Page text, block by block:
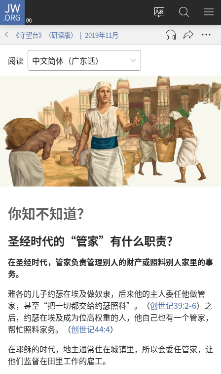
JW.ORG
更
改
网
言
登
录
（打
口）
搜
索
JW.ORG
显
《守望台》（研读版） | 2019年11月
阅读
你知不知道？
圣经时代的“管家”有什么职责？
在圣经时代，管家负责管理别人的财产或照料别人家里的事
务。
雅各的儿子约瑟在埃及做奴隶，后来他的主人委任他做管
家，甚至“把一切都交给约瑟照料”。（创世记39:2-6）之
后，约瑟在埃及成为位高权重的人，他自己也有一个管家，
帮忙照料家务。（创世记44:4）
在耶稣的时代，地主通常住在城镇里，所以会委任管家，让
他们监督在田里工作的雇工。